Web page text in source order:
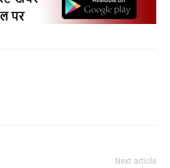
Next article